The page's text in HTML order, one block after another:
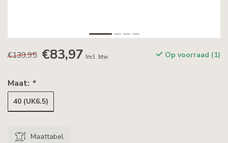
€139,95 €83,97 Incl. btw Op voorraad (1)
Maat: *
40 (UK6.5)
Maattabel